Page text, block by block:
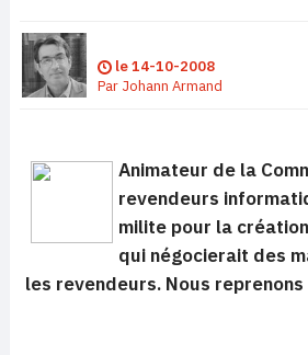
le14-10-2008
Par Johann Armand
Animateur de la
revendeurs
milite pour la
qui négocierait des
les revendeurs. Nous